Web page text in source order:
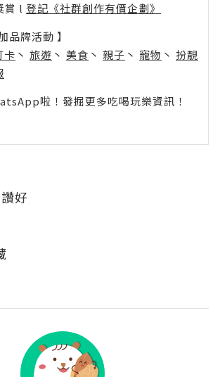
賞 l 登記《社群創作有價企劃》
品牌活動 】
卡 丶 旅遊 丶 美食 丶 親子 丶 寵物 丶 扮靚
啦！發掘更多吃喝玩樂資訊！
好